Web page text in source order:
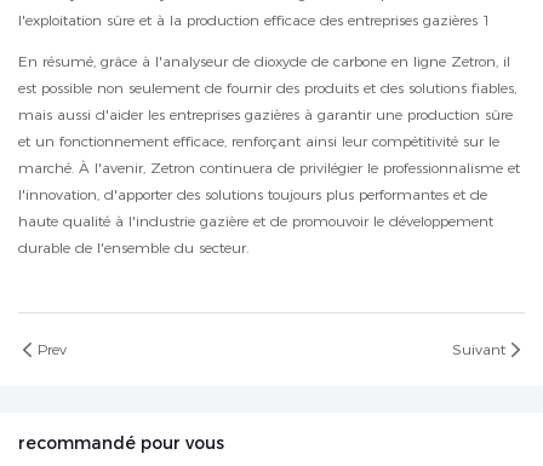
En résumé, grâce à l'analyseur de dioxyde de carbone en ligne Zetron, il
est possible non seulement de fournir des produits et des solutions fiables,
mais aussi d'aider les entreprises gazières à garantir une production sûre
et un fonctionnement efficace, renforçant ainsi leur compétitivité sur le
marché. À l'avenir, Zetron continuera de privilégier le professionnalisme et
l'innovation, d'apporter des solutions toujours plus performantes et de
haute qualité à l'industrie gazière et de promouvoir le développement
durable de l'ensemble du secteur.
Prev Suivant
recommandé pour vous